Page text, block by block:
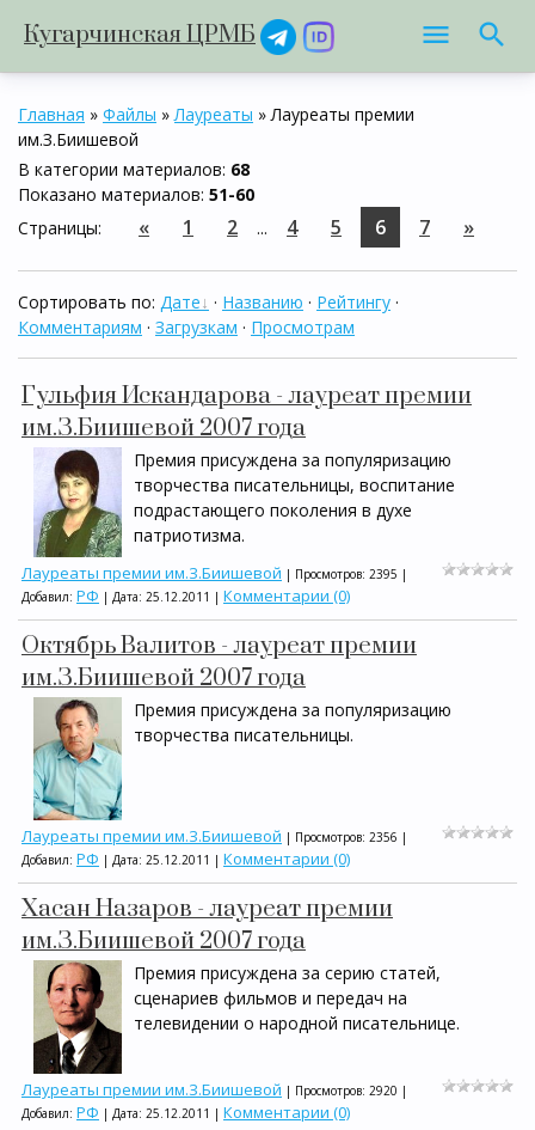
Кугарчинская ЦРМБ
Главная » Файлы »Лауреаты » Лауреаты премии
им.З.Биишевой
В категории материалов: 68
Показано материалов: 51-60
Страницы: « 1 2 ... 4 5 6 7 »
Сортировать по: Дате · Названию · Рейтингу ·
Комментариям · Загрузкам · Просмотрам
Гульфия Искандарова - лауреат премии
им.З.Биишевой 2007 года
Премия присуждена за популяризацию
творчества писательницы, воспитание
подрастающего поколения в духе
патриотизма.
Лауреаты премии им.З.Биишевой | Просмотров: 2395 |
Добавил: РФ | Дата: 25.12.2011 | Комментарии (0)
Октябрь Валитов - лауреат премии
им.З.Биишевой 2007 года
Премия присуждена за популяризацию
творчества писательницы.
Лауреаты премии им.З.Биишевой | Просмотров: 2356 |
Добавил: РФ | Дата: 25.12.2011 | Комментарии (0)
Хасан Назаров - лауреат премии
им.З.Биишевой 2007 года
Премия присуждена за серию статей,
сценариев фильмов и передач на
телевидении о народной писательнице.
Лауреаты премии им.З.Биишевой | Просмотров: 2920 |
Добавил: РФ | Дата: 25.12.2011 | Комментарии (0)